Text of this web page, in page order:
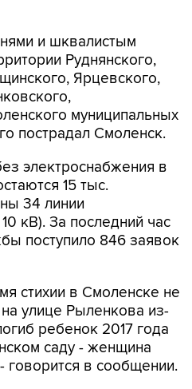
и шквалистым
Руднянского,
Ярцевского,
муниципальных
пострадал Смоленск.
электроснабжения в
15 тыс.
34 линии
кВ). За последний час
поступило 846 заявок
стихии в Смоленске не
улице Рыленкова из-
ребенок 2017 года
саду - женщина
говорится в сообщении.